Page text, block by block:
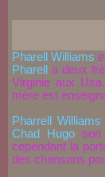
Pharell Williams
Pharell
a deux
Virginie aux
mère est
Pharrell Williams
Chad Hugo son
cependant la
des chansons